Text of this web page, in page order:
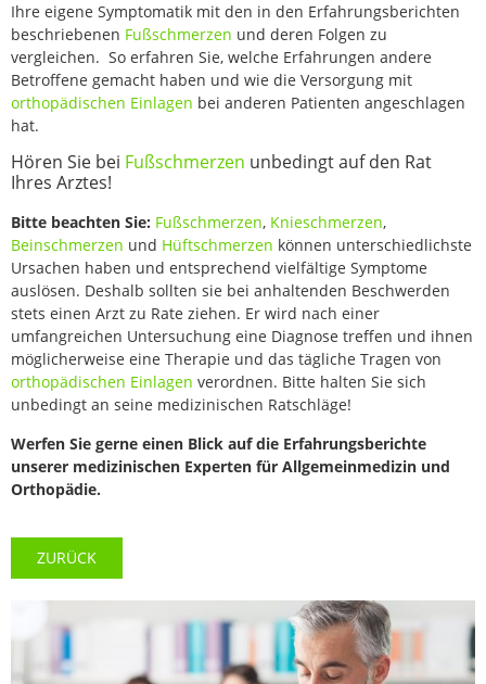
Ihre eigene Symptomatik mit den in den Erfahrungsberichten
beschriebenen Fußschmerzen und deren Folgen zu
vergleichen. So erfahren Sie, welche Erfahrungen andere
Betroffene gemacht haben und wie die Versorgung mit
orthopädischen Einlagen bei anderen Patienten angeschlagen
hat.
Hören Sie bei Fußschmerzen unbedingt auf den Rat
Ihres Arztes!
Bitte beachten Sie: Fußschmerzen, Knieschmerzen,
Beinschmerzen und Hüftschmerzen können unterschiedlichste
Ursachen haben und entsprechend vielfältige Symptome
auslösen. Deshalb sollten sie bei anhaltenden Beschwerden
stets einen Arzt zu Rate ziehen. Er wird nach einer
umfangreichen Untersuchung eine Diagnose treffen und ihnen
möglicherweise eine Therapie und das tägliche Tragen von
orthopädischen Einlagen verordnen. Bitte halten Sie sich
unbedingt an seine medizinischen Ratschläge!
Werfen Sie gerne einen Blick auf die Erfahrungsberichte
unserer medizinischen Experten für Allgemeinmedizin und
Orthopädie.
ZURÜCK